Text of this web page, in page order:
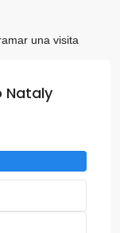
una visita
Nataly